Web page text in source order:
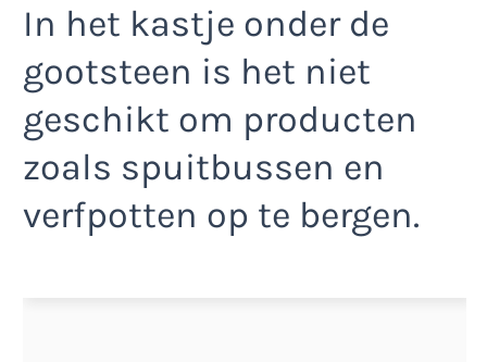
In het kastje onder de
gootsteen is het niet
geschikt om producten
zoals spuitbussen en
verfpotten op te bergen.